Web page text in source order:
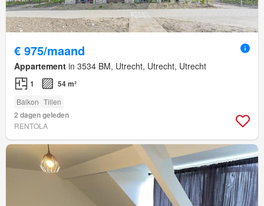
€ 975/maand
Appartement in 3534 BM, Utrecht, Utrecht, Utrecht
1 54 m²
Balkon Tillen
2 dagen geleden
RENTOLA